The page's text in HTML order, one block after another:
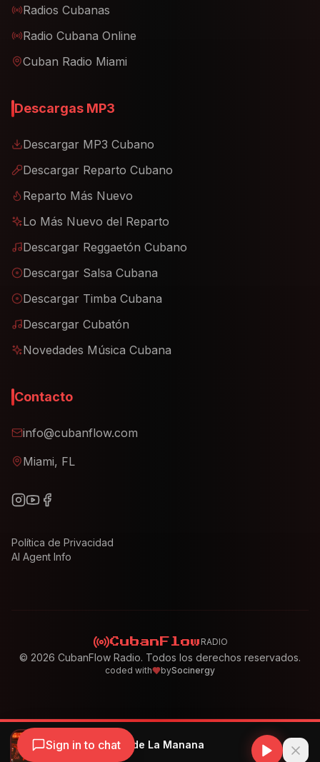
Mau y Ricky - 3 de La Manana
Sign in to chat
Radios Cubanas
Radio Cubana Online
Cuban Radio Miami
Descargas MP3
Descargar MP3 Cubano
Descargar Reparto Cubano
Reparto Más Nuevo
Lo Más Nuevo del Reparto
Descargar Reggaetón Cubano
Descargar Salsa Cubana
Descargar Timba Cubana
Descargar Cubatón
Novedades Música Cubana
Contacto
info@cubanflow.com
Miami, FL
Política de Privacidad
AI Agent Info
CubanFlow RADIO
© 2026 CubanFlow Radio. Todos los derechos reservados.
coded with bySocinergy